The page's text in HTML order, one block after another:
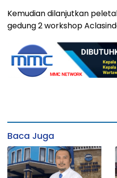
Kemudian dilanjutkan
gedung 2 workshop
Baca Juga